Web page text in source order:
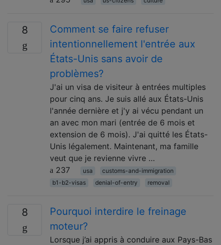
8
Comment se faire refuser
intentionnellement l'entrée aux
États-Unis sans avoir de
problèmes?
J'ai un visa de visiteur à entrées multiples
pour cinq ans. Je suis allé aux États-Unis
l'année dernière et j'y ai vécu pendant un
an avec mon mari (entrée de 6 mois et
extension de 6 mois). J'ai quitté les États-
Unis légalement. Maintenant, ma famille
veut que je revienne vivre …
237
usa
customs-and-immigration
b1-b2-visas
denial-of-entry removal
8
Pourquoi interdire le freinage
moteur?
Lorsque j’ai appris à conduire aux Pays-Bas